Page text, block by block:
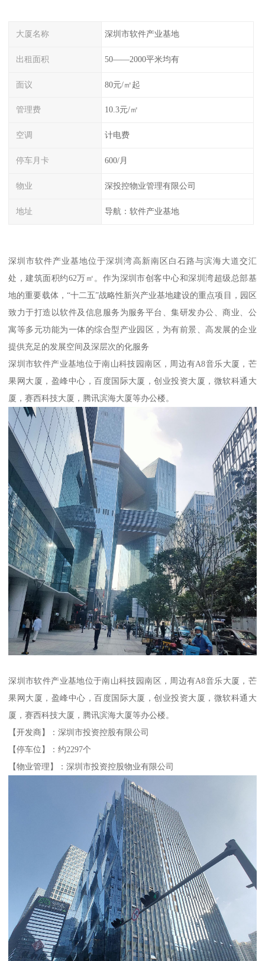
大厦名称 深圳市软件产业基地
出租面积 50——2000平米均有
面议 80元/㎡起
管理费 10.3元/㎡
空调 计电费
停车月卡 600/月
物业 深投控物业管理有限公司
地址 导航：软件产业基地
深圳市软件产业基地位于深圳湾高新南区白石路与滨海大道交汇
处，建筑面积约62万㎡。作为深圳市创客中心和深圳湾超级总部基
地的重要载体，“十二五”战略性新兴产业基地建设的重点项目，园区
致力于打造以软件及信息服务为服务平台、集研发办公、商业、公
寓等多元功能为一体的综合型产业园区，为有前景、高发展的企业
提供充足的发展空间及深层次的化服务
深圳市软件产业基地位于南山科技园南区，周边有A8音乐大厦，芒
果网大厦，盈峰中心，百度国际大厦，创业投资大厦，微软科通大
厦，赛西科技大厦，腾讯滨海大厦等办公楼。
深圳市软件产业基地位于南山科技园南区，周边有A8音乐大厦，芒
果网大厦，盈峰中心，百度国际大厦，创业投资大厦，微软科通大
厦，赛西科技大厦，腾讯滨海大厦等办公楼。
【开发商】：深圳市投资控股有限公司
【停车位】：约2297个
【物业管理】：深圳市投资控股物业有限公司